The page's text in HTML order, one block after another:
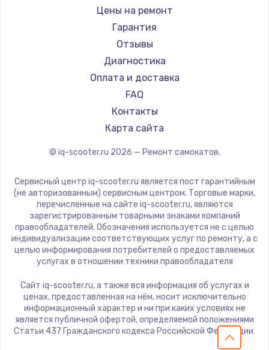
Shorner
Joyor
Minimotors
Bork
Segway
KIRIN
Цены на ремонт
Гарантия
Отзывы
Диагностика
Оплата и доставка
FAQ
Контакты
Карта сайта
© iq-scooter.ru 2026 — Ремонт самокатов.
Сервисный центр iq-scooter.ru является пост гарантийным
(не авторизованным) сервисным центром. Торговые марки,
перечисленные на сайте iq-scooter.ru, являются
зарегистрированным товарными знаками компаний
правообладателей. Обозначения используется не с целью
индивидуализации соответствующих услуг по ремонту, а с
целью информирования потребителей о предоставляемых
услугах в отношении техники правообладателя
Сайт iq-scooter.ru, а также вся информация об услугах и
ценах, предоставленная на нём, носит исключительно
информационный характер и ни при каких условиях не
является публичной офертой, определяемой положениями
Статьи 437 Гражданского кодекса Российской Федерации.